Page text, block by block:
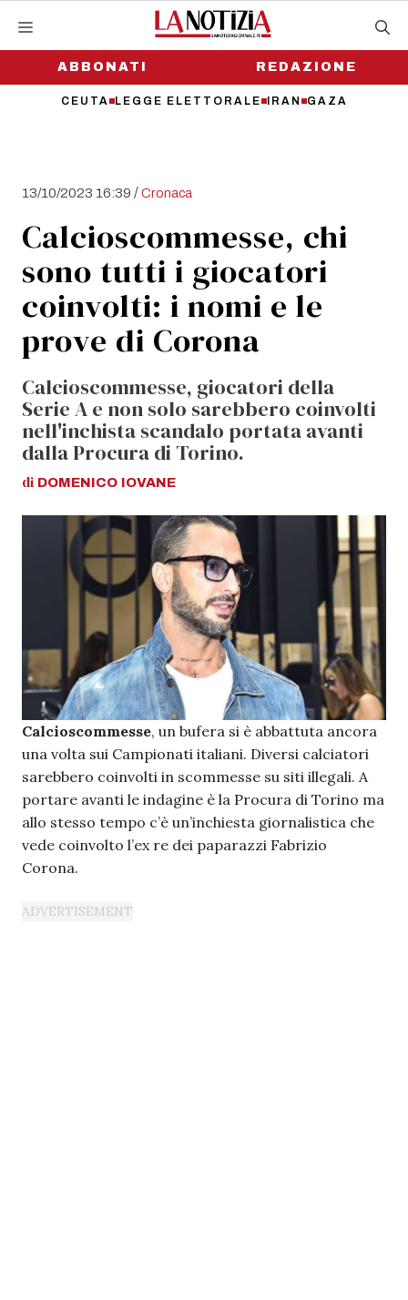
contenutoABBONATI
CEUTA LEGGE ELETTORALE IRAN GAZA
REDAZIONE
13/10/2023 16:39 /Cronaca
Calcioscommesse, chi
sono tutti i giocatori
coinvolti: i nomi e le
prove di Corona
Calcioscommesse, giocatori della
Serie A e non solo sarebbero coinvolti
nell'inchista scandalo portata avanti
dalla Procura di Torino.
di DOMENICO IOVANE
Calcioscommesse, un bufera si è abbattuta ancora
una volta sui Campionati italiani. Diversi calciatori
sarebbero coinvolti in scommesse su siti illegali. A
portare avanti le indagine è la Procura di Torino ma
allo stesso tempo c’è un’inchiesta giornalistica che
vede coinvolto l’ex re dei paparazzi Fabrizio
Corona.